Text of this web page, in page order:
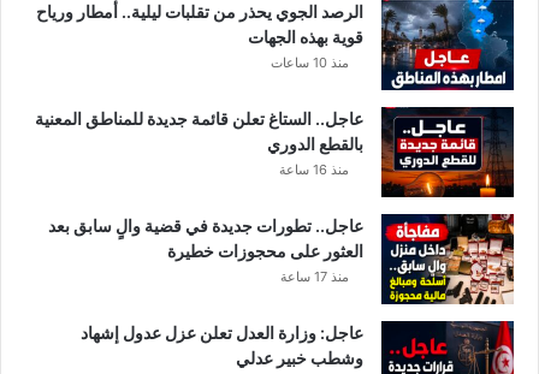
الرصد الجوي يحذر من تقلبات ليلية.. أمطار ورياح
قوية بهذه الجهات
منذ 10 ساعات
عاجل.. الستاغ تعلن قائمة جديدة للمناطق المعنية
بالقطع الدوري
منذ 16 ساعة
عاجل.. تطورات جديدة في قضية والٍ سابق بعد
العثور على محجوزات خطيرة
منذ 17 ساعة
عاجل: وزارة العدل تعلن عزل عدول إشهاد
وشطب خبير عدلي